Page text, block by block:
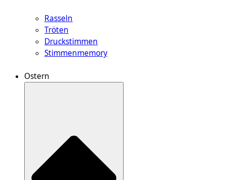
Rasseln
Tröten
Druckstimmen
Stimmenmemory
Ostern